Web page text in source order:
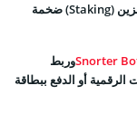
يحصل المشترون الأوائل لرمز $SNORT على عوائد تخزين (Staking) ضخمة
وربط
الرقمية أو الدفع ببطاقة